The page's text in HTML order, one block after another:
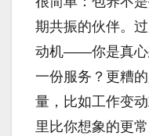
期共振的伙伴。
动机——你是真心
一份服务？更糟
量，比如工作变
里比你想象的更